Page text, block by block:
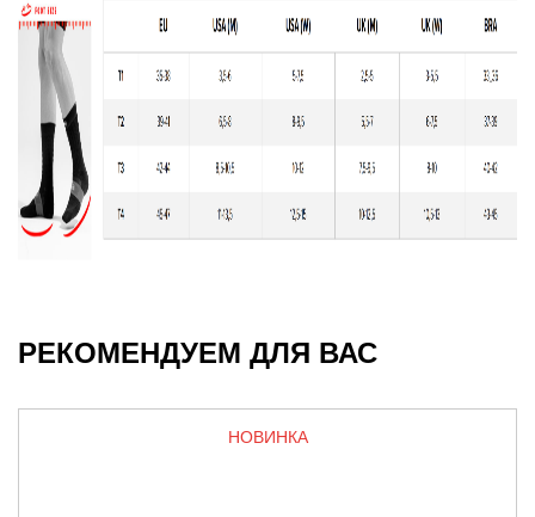
РЕКОМЕНДУЕМ ДЛЯ ВАС
НОВИНКА